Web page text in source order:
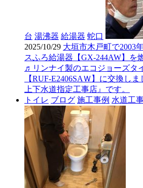
台 湯沸器 給湯器 蛇口
2025/10/29 大垣市木戸町で2003
スふろ給湯器【GX-244AW】を
♬リンナイ製のエコジョーズタ
【RUF-E2406SAＷ】に交換し
上下水道指定工事店』です。
トイレ ブログ 施工事例 水道工